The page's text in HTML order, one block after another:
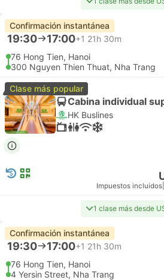
Confirmación instantánea
19:30 17:00+1 21h 30m
76 Hong Tien, Hanoi
300 Nguyen Thien Thuat, Nha Trang
Clase más popular
Cabina individual
HK Buslines
Impuestos incluidos
1 clase más desde
Confirmación instantánea
19:30 17:00+1 21h 30m
76 Hong Tien, Hanoi
4 Yersin Street, Nha Trang